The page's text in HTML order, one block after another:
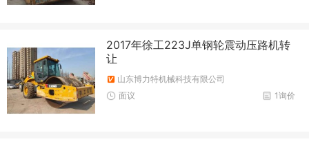
2017年徐工223J单钢轮震动压路机转
让
山东博力特机械科技有限公司
1询价
面议